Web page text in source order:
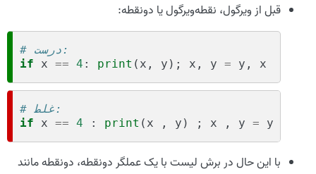
قبل از ویرگول، نقطه‌ویرگول یا دونقطه:
# درست:
if
x == 4 : print ( x , y ); x , y = y , x
# غلط:
if
x == 4 : print ( x , y ) ; x , y = y
با این حال در برش لیست با یک عملگر دونقطه، دونقطه مانند